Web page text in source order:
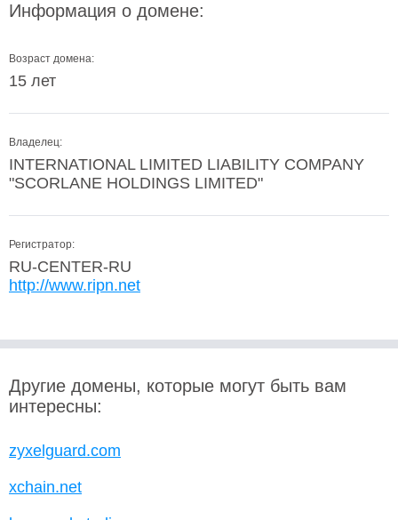
Информация о домене:
Возраст домена:
15 лет
Владелец:
INTERNATIONAL LIMITED LIABILITY COMPANY
"SCORLANE HOLDINGS LIMITED"
Регистратор:
RU-CENTER-RU
http://www.ripn.net
Другие домены, которые могут быть вам
интересны:
zyxelguard.com
xchain.net